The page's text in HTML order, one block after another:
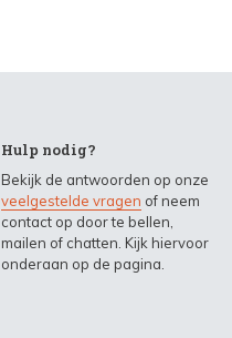
Hulp nodig?
Bekijk de antwoorden op onze
veelgestelde vragen of neem
contact op door te bellen,
mailen of chatten. Kijk hiervoor
onderaan op de pagina.